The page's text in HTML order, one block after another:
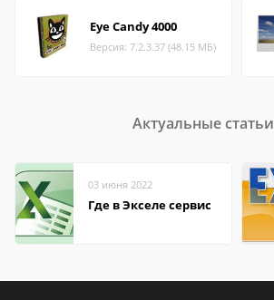
Eye Candy 4000
Версия: 7.2.3.37 (48.15 МБ)
Актуальные статьи
03 июня 2022
Где в Экселе сервис